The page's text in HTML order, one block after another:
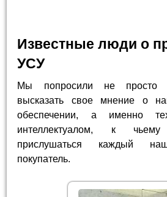
Известные люди о
УСУ
Мы попросили не просто
высказать свое мнение о
обеспечении, а именно
интеллектуалом, к
прислушаться каждый
покупатель.